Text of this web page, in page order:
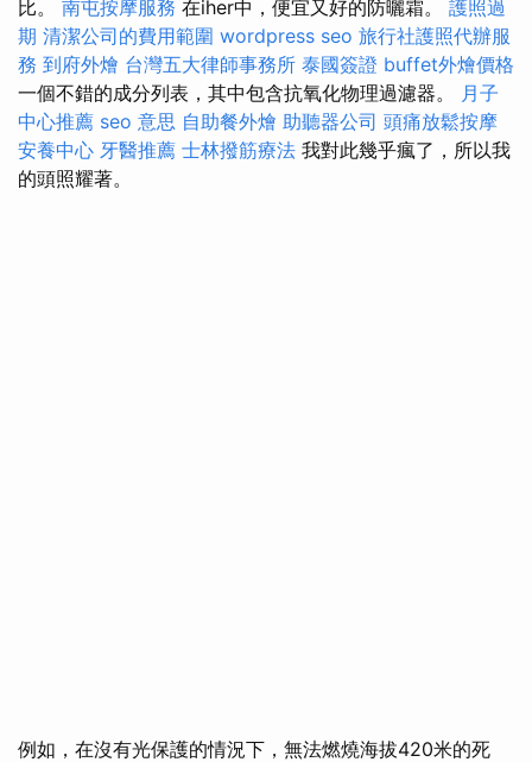
比。 南屯按摩服務 在iher中，便宜又好的防曬霜。 護照過
期 清潔公司的費用範圍 wordpress seo 旅行社護照代辦服
務 到府外燴 台灣五大律師事務所 泰國簽證 buffet外燴價格
一個不錯的成分列表，其中包含抗氧化物理過濾器。
月子
中心推薦 seo 意思 自助餐外燴 助聽器公司 頭痛放鬆按摩
安養中心 牙醫推薦 士林撥筋療法 我對此幾乎瘋了，所以我
的頭照耀著。
例如，在沒有光保護的情況下，無法燃燒海拔420米的死